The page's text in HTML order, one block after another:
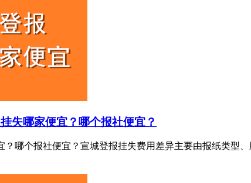
失哪家便宜？哪个报社便宜？
？哪个报社便宜？宣城登报挂失费用差异主要由报纸类型